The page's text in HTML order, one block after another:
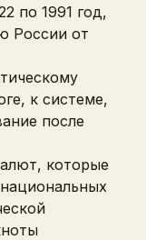
по 1991 год,
России от
к системе,
после
которые